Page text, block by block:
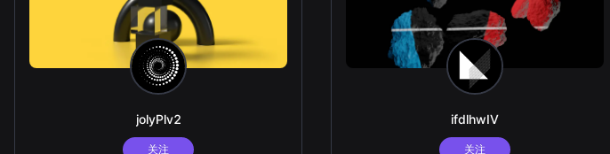
jolyPlv2
关注
ifdlhwIV
关注